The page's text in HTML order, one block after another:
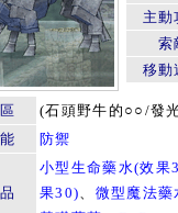
主動
索
移動
(石頭野牛的○○/發
防禦
小型生命藥水(效果
果30)、 微型魔法